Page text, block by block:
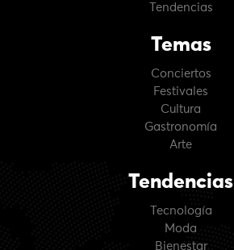
Tendencias
Temas
Conciertos
Festivales
Cultura
Gastronomía
Arte
Tendencias
Tecnología
Moda
Bienestar